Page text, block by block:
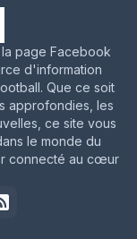
page Facebook
d'information
Que ce soit
approfondies, les
ce site vous
le monde du
connecté au cœur